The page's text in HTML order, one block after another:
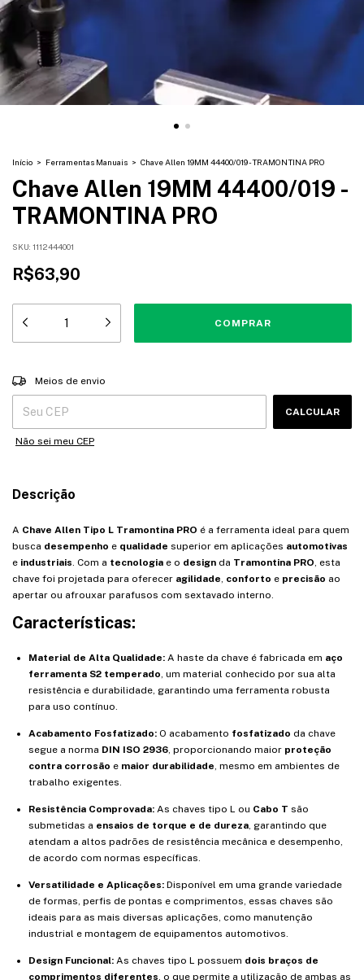
Início > Ferramentas Manuais > Chave Allen 19MM 44400/019 - TRAMONTINA PRO
Chave Allen 19MM 44400/019 -
TRAMONTINA PRO
SKU: 1112444001
R$63,90
Entregas para o CEP:
Meios de envio
CALCULAR
Não sei meu CEP
Descrição
A Chave Allen Tipo L Tramontina PRO é a ferramenta ideal para quem
busca desempenho e qualidade superior em aplicações automotivas
e industriais. Com a tecnologia e o design da Tramontina PRO, esta
chave foi projetada para oferecer agilidade, conforto e precisão ao
apertar ou afrouxar parafusos com sextavado interno.
Características:
Material de Alta Qualidade: A haste da chave é fabricada em aço
ferramenta S2 temperado, um material conhecido por sua alta
resistência e durabilidade, garantindo uma ferramenta robusta
para uso contínuo.
Acabamento Fosfatizado: O acabamento fosfatizado da chave
segue a norma DIN ISO 2936, proporcionando maior proteção
contra corrosão e maior durabilidade, mesmo em ambientes de
trabalho exigentes.
Resistência Comprovada: As chaves tipo L ou Cabo T são
submetidas a ensaios de torque e de dureza, garantindo que
atendam a altos padrões de resistência mecânica e desempenho,
de acordo com normas específicas.
Versatilidade e Aplicações: Disponível em uma grande variedade
de formas, perfis de pontas e comprimentos, essas chaves são
ideais para as mais diversas aplicações, como manutenção
industrial e montagem de equipamentos automotivos.
Design Funcional: As chaves tipo L possuem dois braços de
comprimentos diferentes, o que permite a utilização de ambas as